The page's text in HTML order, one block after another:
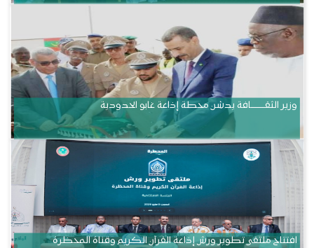
وزير الثقــــــــــافة يدشن محطة إذاعة غابو الحدودية
افتتاح ملتقى تطوير ورش إذاعة القرآن الكريم وقناة المحظرة